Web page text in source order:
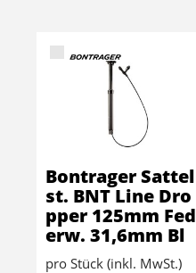
Bontrager Sattel
st. BNT Line Dro
pper 125mm Fed
erw. 31,6mm Bl
pro Stück (inkl. MwSt.)